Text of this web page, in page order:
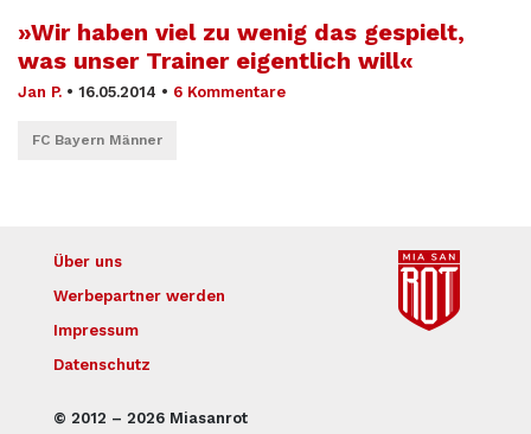
»Wir haben viel zu wenig das gespielt,
was unser Trainer eigentlich will«
Jan P. • 16.05.2014 • 6 Kommentare
FC Bayern Männer
© 2012 – 2026 Miasanrot
Über uns
Werbepartner werden
Impressum
Datenschutz